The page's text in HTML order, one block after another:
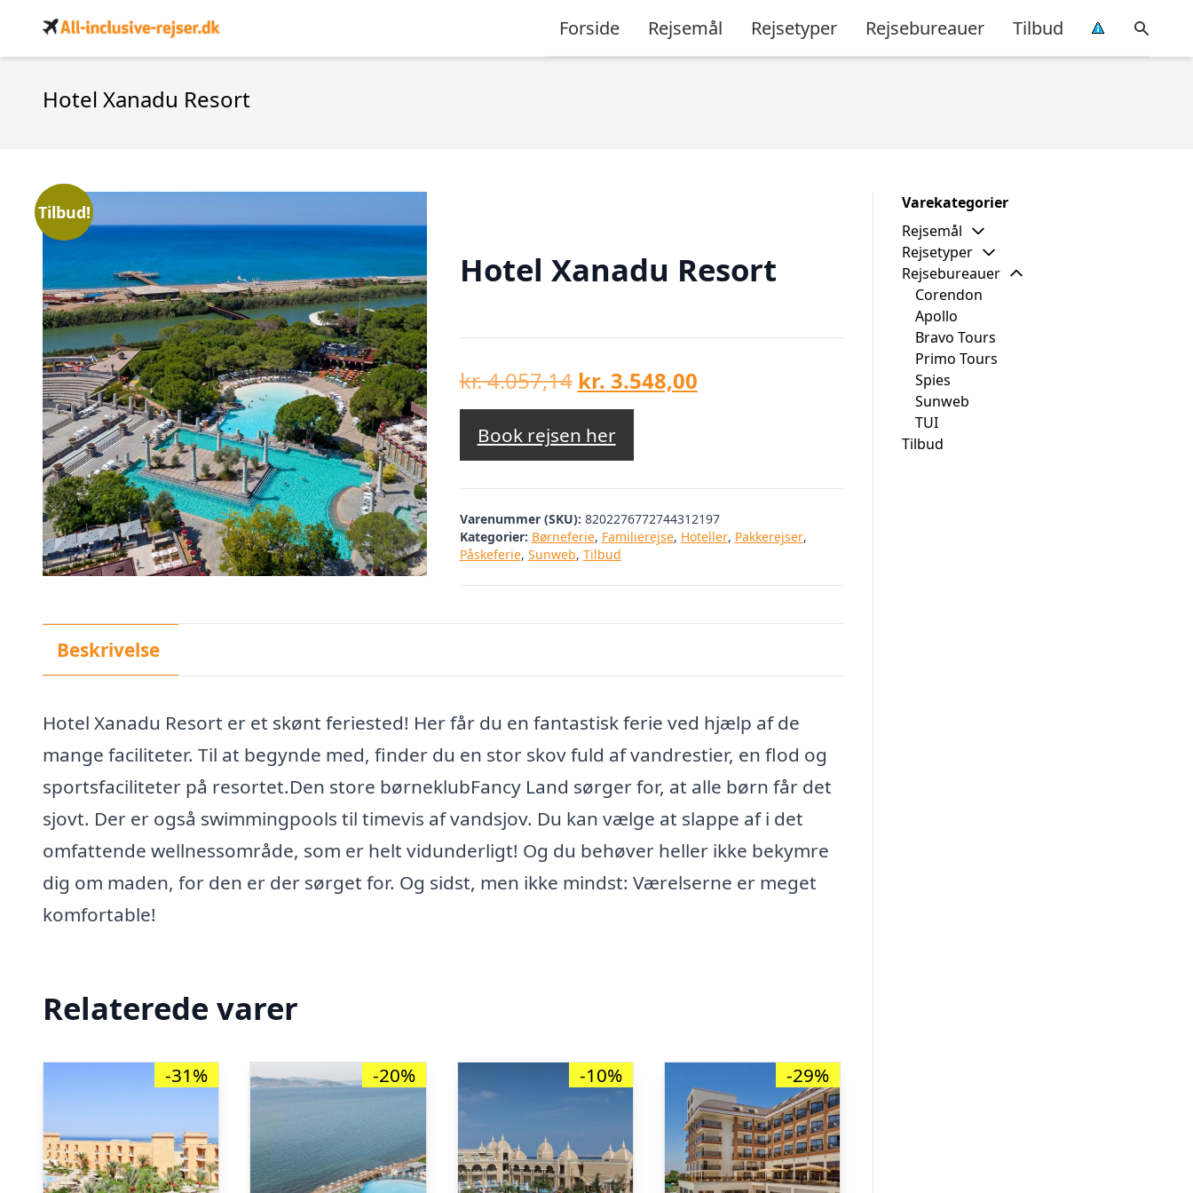
Forside Rejsemål Rejsetyper Rejsebureauer Tilbud
Hotel Xanadu Resort
Tilbud!
Hotel Xanadu Resort
kr.4.057,14 Den
oprindelige
pris
var:
kr. 4.057,14.
kr. 3.548,00Den
kr. 3.548,00.
Book rejsen her
Varenummer (SKU): 8202276772744312197
Kategorier: Børneferie, Familierejse, Hoteller, Pakkerejser,
Påskeferie, Sunweb, Tilbud
Beskrivelse
Hotel Xanadu Resort er et skønt feriested! Her får du en fantastisk ferie ved hjælp af de
mange faciliteter. Til at begynde med, finder du en stor skov fuld af vandrestier, en flod og
sportsfaciliteter på resortet.Den store børneklubFancy Land sørger for, at alle børn får det
sjovt. Der er også swimmingpools til timevis af vandsjov. Du kan vælge at slappe af i det
omfattende wellnessområde, som er helt vidunderligt! Og du behøver heller ikke bekymre
dig om maden, for den er der sørget for. Og sidst, men ikke mindst: Værelserne er meget
komfortable!
Relaterede varer
-31% -20% -10% -29%
Varekategorier
Rejsemål
Rejsetyper
Rejsebureauer
Corendon
Apollo
Bravo Tours
Primo Tours
Spies
Sunweb
TUI
Tilbud